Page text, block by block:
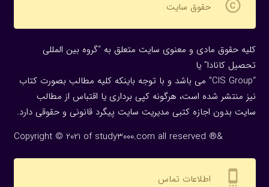
copyright حقوق سایت
کلیه حقوق مادی و معنوی سایت متعلق به “گروه بین المللی
تحصیل کانادا” یا
“CIS Group” می باشد و با توجه باینکه کلیه مطالب بصورت کتاب
نیز منتشر شده است، هرگونه كپی برداری یا اقتباس از مطالب
سایت بدون اجازه كتبی مدیریت سایت پیگرد قانونی و حقوقی دارد.
Copyright © 2021 of study3000.com all reserved ®&
settings_cell اطلاعات تماس